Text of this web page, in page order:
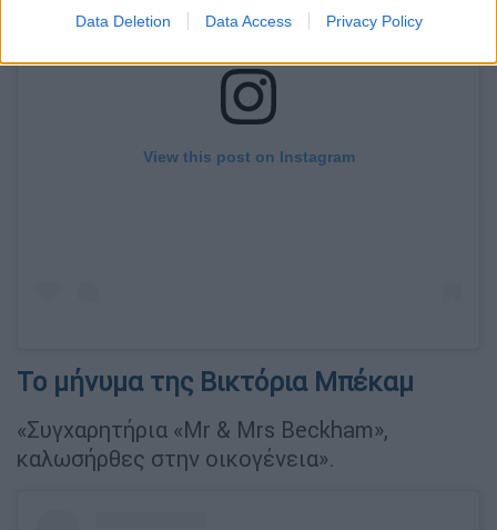
Data Deletion Data Access Privacy Policy
View this post on Instagram
Το μήνυμα της Βικτόρια Μπέκαμ
«Συγχαρητήρια «Mr & Mrs Beckham»,
καλωσήρθες στην οικογένεια».